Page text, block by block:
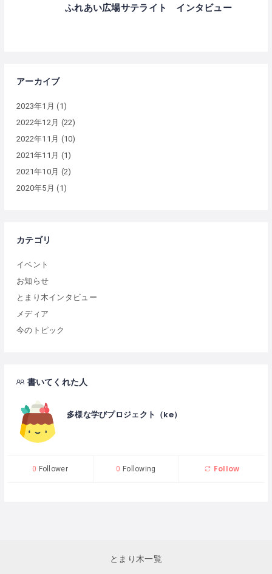
ふれあい広場サテライト インタビュー
アーカイブ
2023年1月 (1)
2022年12月 (22)
2022年11月 (10)
2021年11月 (1)
2021年10月 (2)
2020年5月 (1)
カテゴリ
イベント
お知らせ
とまり木インタビュー
メディア
今のトピック
書いてくれた人
多様な学びプロジェクト（ke）
0 Follower 0 Following Follow
とまり木一覧